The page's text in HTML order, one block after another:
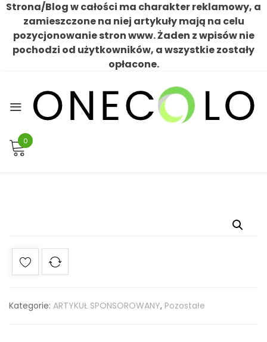
Strona/Blog w całości ma charakter reklamowy, a
zamieszczone na niej artykuły mają na celu
pozycjonowanie stron www. Żaden z wpisów nie
pochodzi od użytkowników, a wszystkie zostały
opłacone.
content
0
Kategorie: ARTYKUŁ SPONSOROWANY, Pozostałe